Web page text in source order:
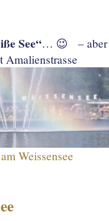
See“… 😉 – aber
Amalienstrasse
Weissensee